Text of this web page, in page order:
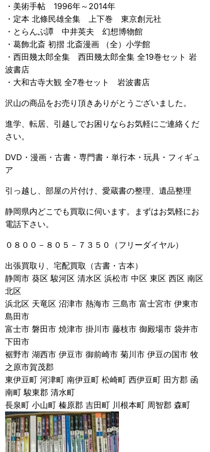
・美術手帖 1996年～2014年
・定本 北條民雄全集 上下巻 東京創元社
・とらんぷ譚 中井英夫 幻想博物館
・葛飾北斎 初摺 北斎漫画 （全）小学館
・西田幾太郎全集 西田幾太郎全集 全19巻セット 岩
波書店
・大和古寺大観 全7巻セット 岩波書店
沢山の商品をお売り頂きありがとうございました。
進学、転居、引越しでお困りならお気軽にご連絡くだ
さい。
DVD・漫画・古書・専門書・単行本・玩具・フィギュ
ア
引っ越し、部屋の片付け、愛蔵書の整理、遺品整理
静岡県内どこでも買取に伺います。まずはお気軽にお
電話下さい。
０８００－８０５－７３５０（フリーダイヤル）
出張買取り、宅配買取（古書・古本）
静岡市 葵区 駿河区 清水区 浜松市 中区 東区 西区 南区
北区
浜北区 天竜区 沼津市 熱海市 三島市 富士宮市 伊東市
島田市
富士市 磐田市 焼津市 掛川市 藤枝市 御殿場市 袋井市
下田市
裾野市 湖西市 伊豆市 御前崎市 菊川市 伊豆の国市 牧
之原市賀茂郡
東伊豆町 河津町 南伊豆町 松崎町 西伊豆町 田方郡 函
南町 駿東郡 清水町
長泉町 小山町 榛原郡 吉田町 川根本町 周智郡 森町